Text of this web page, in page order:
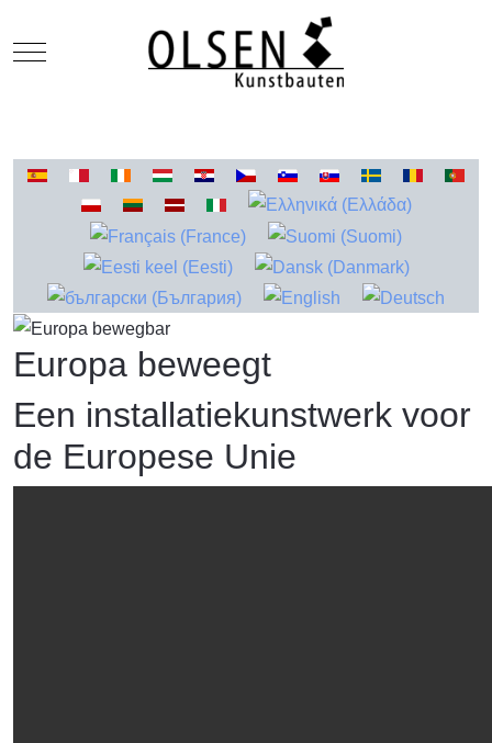
Mobile Menu Toggle
Selecteer de taal
Europa beweegt
Een installatiekunstwerk voor
de Europese Unie